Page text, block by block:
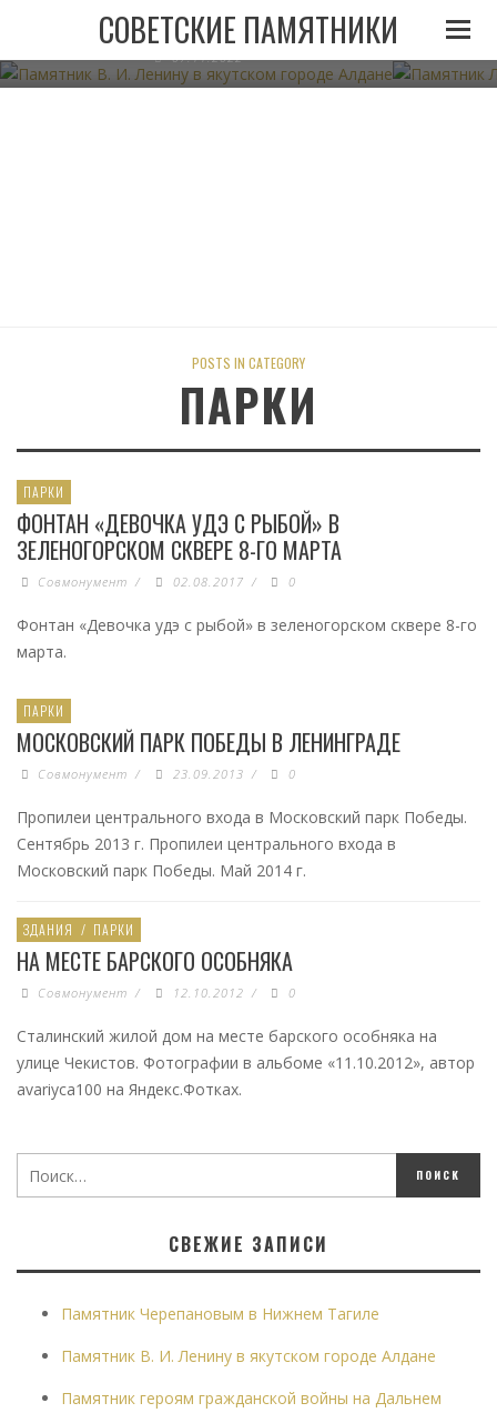
СОВЕТСКИЕ ПАМЯТНИКИ
ПАМЯТНИК В. И. ЛЕНИНУ В ЯКУТСКОМ ГОРОДЕ
АЛДАНЕ
07.11.2022
POSTS IN CATEGORY
ПАРКИ
ПАРКИ
ФОНТАН «ДЕВОЧКА УДЭ С РЫБОЙ» В
ЗЕЛЕНОГОРСКОМ СКВЕРЕ 8-ГО МАРТА
Совмонумент / 02.08.2017 / 0
Фонтан «Девочка удэ с рыбой» в зеленогорском сквере 8-го
марта.
ПАРКИ
МОСКОВСКИЙ ПАРК ПОБЕДЫ В ЛЕНИНГРАДЕ
Совмонумент / 23.09.2013 / 0
Пропилеи центрального входа в Московский парк Победы.
Сентябрь 2013 г. Пропилеи центрального входа в
Московский парк Победы. Май 2014 г.
ЗДАНИЯ / ПАРКИ
НА МЕСТЕ БАРСКОГО ОСОБНЯКА
Совмонумент / 12.10.2012 / 0
Сталинский жилой дом на месте барского особняка на
улице Чекистов. Фотографии в альбоме «11.10.2012», автор
avariyca100 на Яндекс.Фотках.
СВЕЖИЕ ЗАПИСИ
Памятник Черепановым в Нижнем Тагиле
Памятник В. И. Ленину в якутском городе Алдане
Памятник героям гражданской войны на Дальнем